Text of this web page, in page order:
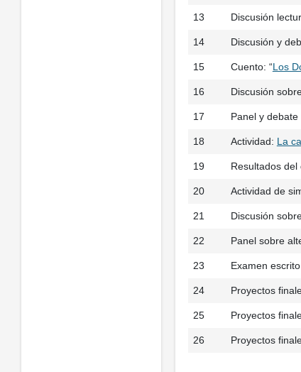
13 Discusión
14 Discusión y
15 Cuento: “Los
16 Discusión
17 Panel y
18 Actividad: La
19 Resultados del
20 Actividad de
21 Discusión
22 Panel sobre
23 Examen
24 Proyectos
25 Proyectos
26 Proyectos